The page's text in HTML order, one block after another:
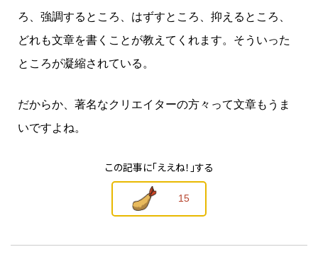
ろ、強調するところ、はずすところ、抑えるところ、
どれも文章を書くことが教えてくれます。そういった
ところが凝縮されている。
だからか、著名なクリエイターの方々って文章もうま
いですよね。
この記事に「ええね！」する
15